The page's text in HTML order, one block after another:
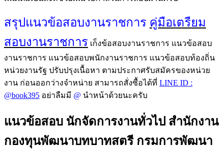
สรุปแนวข้อสอบงานราชการ คู่มือเตรืยม
สอบงานราชการ เก็งข้อสอบงานราชการ แนวข้อสอบ
งานราชการ แนวข้อสอบพนักงานราชการ แนวข้อสอบท้องถิ่น
หน่วยงานรัฐ ปรับปรุงเนื้อหา ตามประกาศรับสมัครของหน่วย
งาน ก่อนออกว่างจำหน่าย สามารถสั่งซื้อได้ที่ LINE ID :
@book395 อย่าลืมมี @ นำหน้าด้วยนะครับ
แนวข้อสอบ นักจัดการงานทั่วไป สำนักงาน
กองทุนพัฒนาบทบาทสตรี กรมการพัฒนา